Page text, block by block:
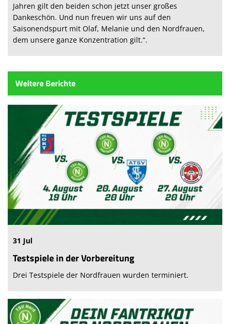
Jahren gilt den beiden schon jetzt unser großes
Dankeschön. Und nun freuen wir uns auf den
Saisonendspurt mit Olaf, Melanie und den Nordfrauen,
dem unsere ganze Konzentration gilt.“.
Weitere Berichte
31 Jul
Testspiele in der Vorbereitung
Drei Testspiele der Nordfrauen wurden terminiert.